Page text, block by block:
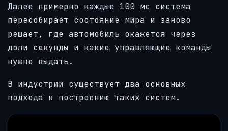
Далее примерно каждые 100 мс система
пересобирает состояние мира и заново
решает, где автомобиль окажется через
доли секунды и какие управляющие команды
нужно выдать.
В индустрии существует два основных
подхода к построению таких систем.